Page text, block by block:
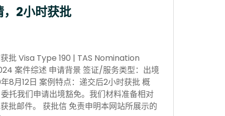
2小时获批
批 Visa Type 190 | TAS Nomination
案件综述 申请背景 签证/服务类型：出境
8月12日 案例特点：递交后2小时获批 概
托我们申请出境豁免。我们材料准备相对
批邮件。 获批信 免责申明本网站所展示的